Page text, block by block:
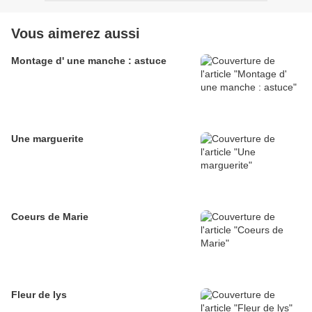
Vous aimerez aussi
Montage d' une manche : astuce
Une marguerite
Coeurs de Marie
Fleur de lys